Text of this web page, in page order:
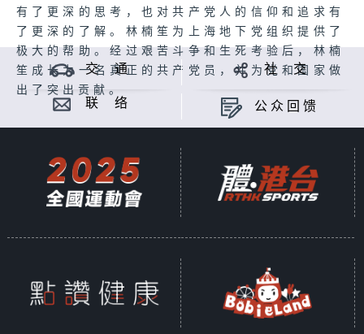
有了更深的思考，也对共产党人的信仰和追求有
了更深的了解。林楠笙为上海地下党组织提供了
极大的帮助。经过艰苦斗争和生死考验后，林楠
笙成长为一名真正的共产党员，并为党和国家做
出了突出贡献。
交 通 社 交
联 络 公众回馈